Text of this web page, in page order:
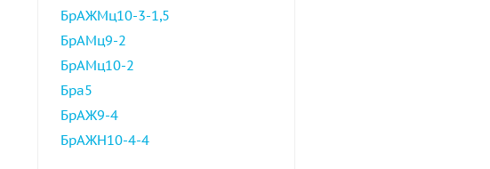
БрАЖМц10-3-1,5
БрАМц9-2
БрАМц10-2
Бра5
БрАЖ9-4
БрАЖН10-4-4